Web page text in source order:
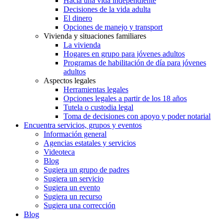
Decisiones de la vida adulta
El dinero
Opciones de manejo y transport
Vivienda y situaciones familiares
La vivienda
Hogares en grupo para jóvenes adultos
Programas de habilitación de día para jóvenes
adultos
Aspectos legales
Herramientas legales
Opciones legales a partir de los 18 años
Tutela o custodia legal
Toma de decisiones con apoyo y poder notarial
Encuentra servicios, grupos y eventos
Información general
Agencias estatales y servicios
Videoteca
Blog
Sugiera un grupo de padres
Sugiera un servicio
Sugiera un evento
Sugiera un recurso
Sugiera una corrección
Blog